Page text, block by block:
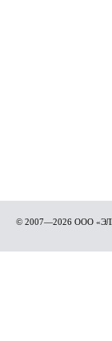
© 2007—2026 ООО